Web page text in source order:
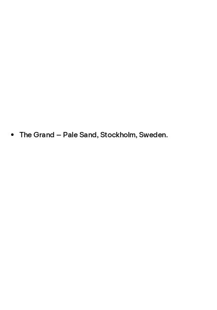
The Grand – Pale Sand, Stockholm, Sweden.